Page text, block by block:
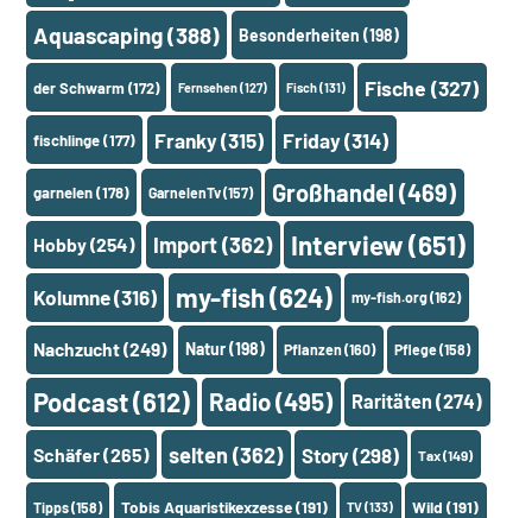
Aquascaping(388) Besonderheiten (198)
der Schwarm(172) Fernsehen(127) Fisch(131) Fische (327)
fischlinge(177) Franky(315) Friday(314)
garnelen(178) GarnelenTv(157) Großhandel (469)
Hobby(254) Import(362) Interview(651)
Kolumne(316) my-fish(624) my-fish.org(162)
Nachzucht(249) Natur(198) Pflanzen(160) Pflege(158)
Podcast(612) Radio(495) Raritäten (274)
Schäfer(265) selten (362) Story (298) Tax(149)
Tipps(158) Tobis Aquaristikexzesse(191) TV(133) Wild (191)